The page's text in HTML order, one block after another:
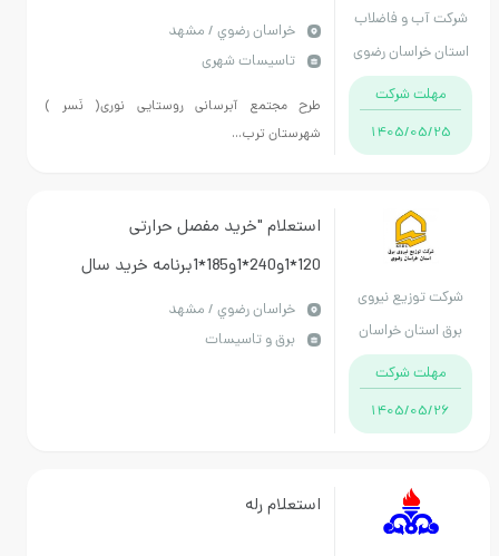
آب و فاضلاب
خراسان رضوی
مهلت شرکت
1405/05/25
خراسان رضوي / مشهد
تاسیسات شهری
طرح مجتمع آبرسانی روستایی نوری( نَسر )
شهرستان ترب...
توزیع نیروی
استان خراسان
رضوی
مهلت شرکت
1405/05/26
استعلام "خرید مفصل حرارتی
120*1و240*1و185*1برنامه خرید سال
1405"
خراسان رضوي / مشهد
برق و تاسیسات
استعلام رله